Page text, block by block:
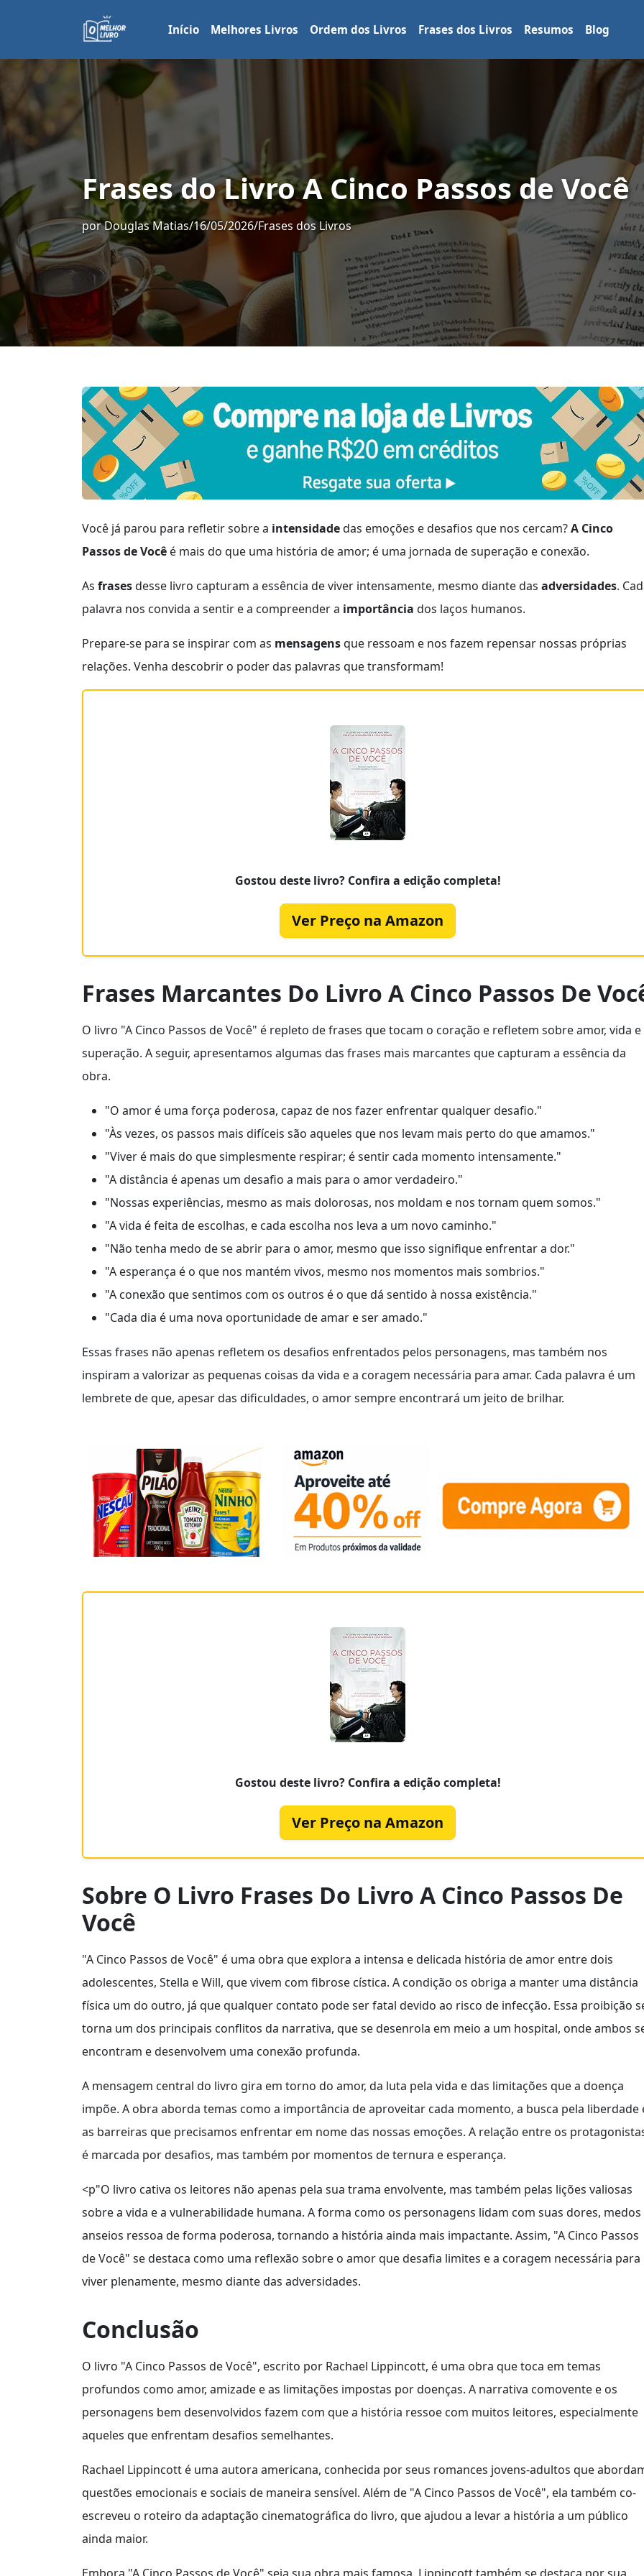
Início Melhores Livros Ordem dos Livros Frases dos Livros Resumos Blog
Frases do Livro A Cinco Passos de Você
porDouglas Matias/16/05/2026/Frases dos Livros
Você já parou para refletir sobre a intensidadedas emoções e desafios que nos cercam?A Cinco
Passos de Você é mais do que uma história de amor; é uma jornada de superação e conexão.
As frasesdesse livro capturam a essência de viver intensamente, mesmo diante das adversidades.
palavra nos convida a sentir e a compreender a importância dos laços humanos.
Prepare-se para se inspirar com as mensagensque ressoam e nos fazem repensar nossas próprias
relações. Venha descobrir o poder das palavras que transformam!
Gostou deste livro? Confira a edição completa!
Ver Preço na Amazon
Frases Marcantes Do Livro A Cinco Passos De
O livro "A Cinco Passos de Você" é repleto de frases que tocam o coração e refletem sobre amor, vida e
superação. A seguir, apresentamos algumas das frases mais marcantes que capturam a essência da
obra.
"O amor é uma força poderosa, capaz de nos fazer enfrentar qualquer desafio."
"Às vezes, os passos mais difíceis são aqueles que nos levam mais perto do que amamos."
"Viver é mais do que simplesmente respirar; é sentir cada momento intensamente."
"A distância é apenas um desafio a mais para o amor verdadeiro."
"Nossas experiências, mesmo as mais dolorosas, nos moldam e nos tornam quem somos."
"A vida é feita de escolhas, e cada escolha nos leva a um novo caminho."
"Não tenha medo de se abrir para o amor, mesmo que isso signifique enfrentar a dor."
"A esperança é o que nos mantém vivos, mesmo nos momentos mais sombrios."
"A conexão que sentimos com os outros é o que dá sentido à nossa existência."
"Cada dia é uma nova oportunidade de amar e ser amado."
Essas frases não apenas refletem os desafios enfrentados pelos personagens, mas também nos
inspiram a valorizar as pequenas coisas da vida e a coragem necessária para amar. Cada palavra é um
lembrete de que, apesar das dificuldades, o amor sempre encontrará um jeito de brilhar.
Gostou deste livro? Confira a edição completa!
Ver Preço na Amazon
Sobre O Livro Frases Do Livro A Cinco Passos De
Você
"A Cinco Passos de Você" é uma obra que explora a intensa e delicada história de amor entre dois
adolescentes, Stella e Will, que vivem com fibrose cística. A condição os obriga a manter uma distância
física um do outro, já que qualquer contato pode ser fatal devido ao risco de infecção. Essa proibição
torna um dos principais conflitos da narrativa, que se desenrola em meio a um hospital, onde ambos
encontram e desenvolvem uma conexão profunda.
A mensagem central do livro gira em torno do amor, da luta pela vida e das limitações que a doença
impõe. A obra aborda temas como a importância de aproveitar cada momento, a busca pela liberdade
as barreiras que precisamos enfrentar em nome das nossas emoções. A relação entre os
é marcada por desafios, mas também por momentos de ternura e esperança.
<p"O livro cativa os leitores não apenas pela sua trama envolvente, mas também pelas lições valiosas
sobre a vida e a vulnerabilidade humana. A forma como os personagens lidam com suas dores, medos
anseios ressoa de forma poderosa, tornando a história ainda mais impactante. Assim, "A Cinco Passos
de Você" se destaca como uma reflexão sobre o amor que desafia limites e a coragem necessária para
viver plenamente, mesmo diante das adversidades.
Conclusão
O livro "A Cinco Passos de Você", escrito por Rachael Lippincott, é uma obra que toca em temas
profundos como amor, amizade e as limitações impostas por doenças. A narrativa comovente e os
personagens bem desenvolvidos fazem com que a história ressoe com muitos leitores, especialmente
aqueles que enfrentam desafios semelhantes.
Rachael Lippincott é uma autora americana, conhecida por seus romances jovens-adultos que
questões emocionais e sociais de maneira sensível. Além de "A Cinco Passos de Você", ela também co-
escreveu o roteiro da adaptação cinematográfica do livro, que ajudou a levar a história a um público
ainda maior.